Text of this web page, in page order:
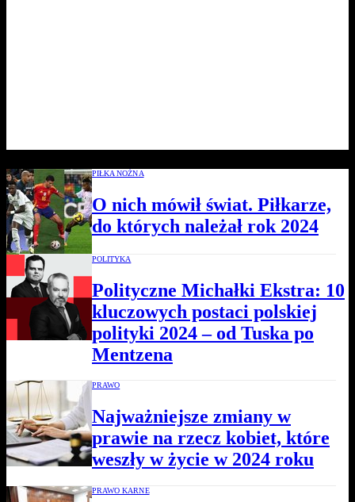
PIŁKA NOŻNA
O nich mówił świat. Piłkarze,
do których należał rok 2024
POLITYKA
Polityczne Michałki Ekstra: 10
kluczowych postaci polskiej
polityki 2024 – od Tuska po
Mentzena
PRAWO
Najważniejsze zmiany w
prawie na rzecz kobiet, które
weszły w życie w 2024 roku
PRAWO KARNE